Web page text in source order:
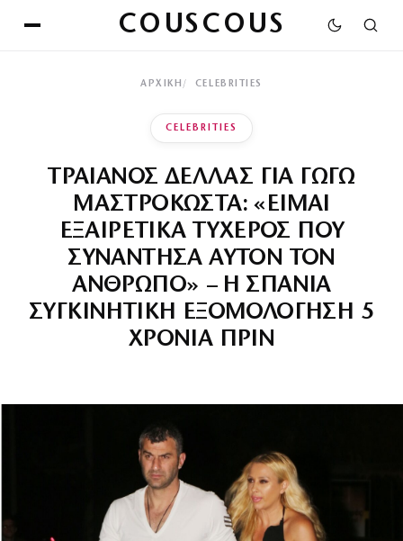
COUSCOUS
ΑΡΧΙΚΉ CELEBRITIES
CELEBRITIES
ΤΡΑΙΑΝΟΣ ΔΕΛΛΑΣ ΓΙΑ ΓΩΓΩ
ΜΑΣΤΡΟΚΩΣΤΑ: «ΕΙΜΑΙ
ΕΞΑΙΡΕΤΙΚΑ ΤΥΧΕΡΟΣ ΠΟΥ
ΣΥΝΑΝΤΗΣΑ ΑΥΤΟΝ ΤΟΝ
ΑΝΘΡΩΠΟ» – Η ΣΠΑΝΙΑ
ΣΥΓΚΙΝΗΤΙΚΗ ΕΞΟΜΟΛΟΓΗΣΗ 5
ΧΡΟΝΙΑ ΠΡΙΝ